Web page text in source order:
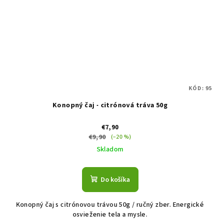
Konopný čaj - citrónová tráva 50g
€7,90
€9,90
(–20 %)
Skladom
Do košíka
Konopný čaj s citrónovou trávou 50g / ručný zber. Energické
osvieženie tela a mysle.
KÓD: 95